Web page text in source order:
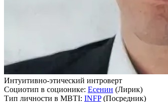
Интуитивно-этический интроверт
Социотип в соционике: Есенин (Лирик)
Тип личности в MBTI: INFP(Посредник)